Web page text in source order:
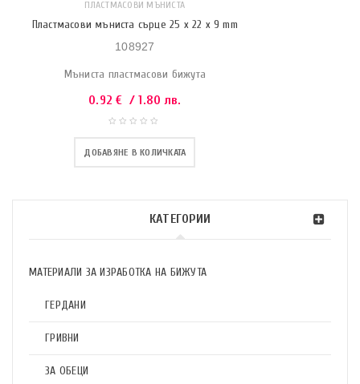
КАТЕГОРИИ
МАТЕРИАЛИ ЗА ИЗРАБОТКА НА БИЖУТА
ГЕРДАНИ
ГРИВНИ
ЗА ОБЕЦИ
ПЛАСТМАСОВИ МЪНИСТА
Пластмасови мъниста сърце 25 x 22 x 9 mm
108927
Мъниста пластмасови бижута
0.92€ / 1.80 лв.
ДОБАВЯНЕ В КОЛИЧКАТА